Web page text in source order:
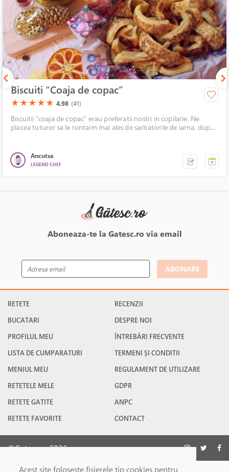
Acest site foloseşte fişierele tip cookies pentru
Biscuiti “Coaja de copac”
(*)
★(*)
★(*)
★(*)
★(*)
★ 4.98 (41)
Biscuitii “coaja de copac” erau preferatii nostri in copilarie. Ne
placea tuturor sa le rontaim mai ales de sarbatorile de iarna, dupa
Ancutsa
LEGEND CHEF
Aboneaza-te la Gatesc.ro via email
ABONARE
RETETE
BUCATARI
PROFILUL MEU
LISTA DE CUMPARATURI
MENIUL MEU
RETETELE MELE
RETETE GATITE
RETETE FAVORITE
RECENZII
DESPRE NOI
ÎNTREBĂRI FRECVENTE
TERMENI ȘI CONDITII
REGULAMENT DE UTILIZARE
GDPR
ANPC
CONTACT
©Gatesc.ro 2026